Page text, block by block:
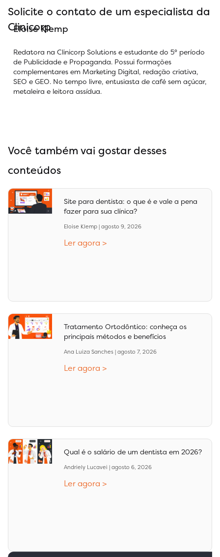
Solicite o contato de um especialista da
Clinicorp
Eloise Klemp
Redatora na Clinicorp Solutions e estudante do 5° período
de Publicidade e Propaganda. Possui formações
complementares em Marketing Digital, redação criativa,
SEO e GEO. No tempo livre, entusiasta de café sem açúcar,
metaleira e leitora assídua.
Você também vai gostar desses
conteúdos
Site para dentista: o que é e vale a pena
fazer para sua clínica?
Eloise Klemp agosto 9, 2026
Ler agora >
Tratamento Ortodôntico: conheça os
principais métodos e benefícios
Ana Luiza Sanches agosto 7, 2026
Ler agora >
Qual é o salário de um dentista em 2026?
Andriely Lucavei agosto 6, 2026
Ler agora >